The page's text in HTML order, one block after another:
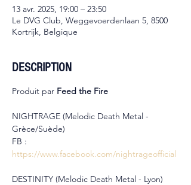
13 avr. 2025, 19:00 – 23:50
Le DVG Club, Weggevoerdenlaan 5, 8500
Kortrijk, Belgique
DESCRIPTION
Produit par Feed the Fire
NIGHTRAGE (Melodic Death Metal -
Grèce/Suède)
FB :
https://www.facebook.com/nightrageofficial
DESTINITY (Melodic Death Metal - Lyon)